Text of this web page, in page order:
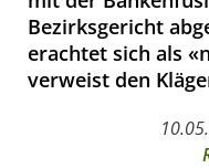
Bezirksgericht
erachtet sich als
verweist den